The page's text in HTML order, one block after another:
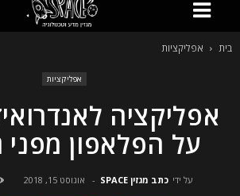
בית אפליקציות
אפליקציות
אפליקציה
על הפלאפון מפני
על ידי כתב מגזין SPACE - אוגוסט 15, 2018